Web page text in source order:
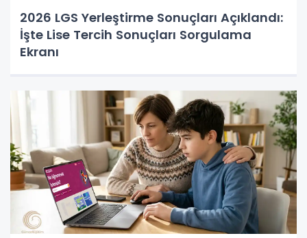
2026 LGS Yerleştirme Sonuçları Açıklandı:
İşte Lise Tercih Sonuçları Sorgulama
Ekranı